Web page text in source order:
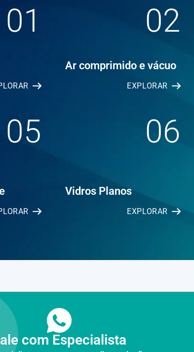
01 02
Ar comprimido e vácuo
EXPLORAR
05 06
Vidros Planos
EXPLORAR
com Especialista